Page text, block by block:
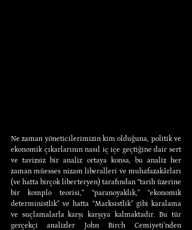
Ne zaman yöneticilerimizin kim olduğuna, politik ve
ekonomik çıkarlarının nasıl iç içe geçtiğine dair sert
ve tavizsiz bir analiz ortaya konsa, bu analiz her
zaman müesses nizam liberalleri ve muhafazakârları
(ve hatta birçok liberteryen) tarafından “tarih üzerine
bir komplo teorisi,” “paranoyaklık,” “ekonomik
deterministlik” ve hatta “Marksistlik” gibi karalama
ve suçlamalarla karşı karşıya kalmaktadır. Bu tür
gerçekçi analizler John Birch Cemiyeti’nden